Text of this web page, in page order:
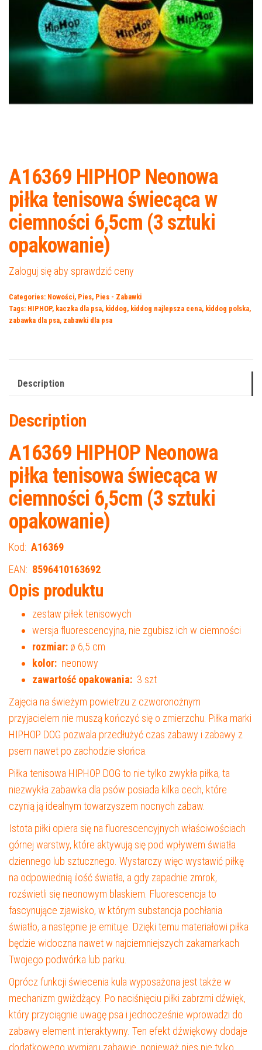
A16369 HIPHOP Neonowa
piłka tenisowa świecąca w
ciemności 6,5cm (3 sztuki
opakowanie)
Zaloguj się aby sprawdzić ceny
Categories: Nowości, Pies, Pies - Zabawki
Tags: HIPHOP, kaczka dla psa, kiddog, kiddog najlepsza cena, kiddog polska,
zabawka dla psa, zabawki dla psa
Description
Description
A16369 HIPHOP Neonowa
piłka tenisowa świecąca w
ciemności 6,5cm (3 sztuki
opakowanie)
Kod: A16369
EAN: 8596410163692
Opis produktu
zestaw piłek tenisowych
wersja fluorescencyjna, nie zgubisz ich w ciemności
rozmiar: ø 6,5 cm
kolor: neonowy
zawartość opakowania: 3 szt
Zajęcia na świeżym powietrzu z czworonożnym
przyjacielem nie muszą kończyć się o zmierzchu. Piłka marki
HIPHOP DOG pozwala przedłużyć czas zabawy i zabawy z
psem nawet po zachodzie słońca.
Piłka tenisowa HIPHOP DOG to nie tylko zwykła piłka, ta
niezwykła zabawka dla psów posiada kilka cech, które
czynią ją idealnym towarzyszem nocnych zabaw.
Istota piłki opiera się na fluorescencyjnych właściwościach
górnej warstwy, które aktywują się pod wpływem światła
dziennego lub sztucznego. Wystarczy więc wystawić piłkę
na odpowiednią ilość światła, a gdy zapadnie zmrok,
rozświetli się neonowym blaskiem. Fluorescencja to
fascynujące zjawisko, w którym substancja pochłania
światło, a następnie je emituje. Dzięki temu materiałowi piłka
będzie widoczna nawet w najciemniejszych zakamarkach
Twojego podwórka lub parku.
Oprócz funkcji świecenia kula wyposażona jest także w
mechanizm gwiżdżący. Po naciśnięciu piłki zabrzmi dźwięk,
który przyciągnie uwagę psa i jednocześnie wprowadzi do
zabawy element interaktywny. Ten efekt dźwiękowy dodaje
dodatkowego wymiaru zabawie, ponieważ pies nie tylko